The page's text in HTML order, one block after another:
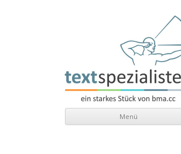
texten.at
textspezialisten – Ein starkes Stück von bma.cc
Menü